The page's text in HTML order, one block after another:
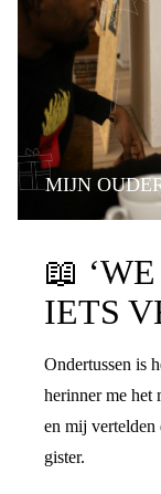
MIJN
📖
IETS
Ondertussen is
herinner me het
en mij vertelden
gister.